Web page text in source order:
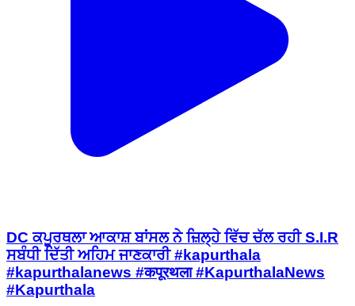
DC ਕਪੂਰਥਲਾ ਆਕਾਸ਼ ਬਾਂਸਲ ਨੇ ਜ਼ਿਲ੍ਹੇ ਵਿੱਚ ਚੱਲ ਰਹੀ S.I.R
ਸਬੰਧੀ ਦਿੱਤੀ ਅਹਿਮ ਜਾਣਕਾਰੀ #kapurthala
#kapurthalanews #कपूरथला #KapurthalaNews
#Kapurthala